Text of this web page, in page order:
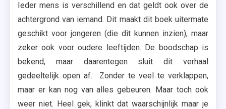
Ieder mens is verschillend en dat geldt ook over de
achtergrond van iemand. Dit maakt dit boek uitermate
geschikt voor jongeren (die dit kunnen inzien), maar
zeker ook voor oudere leeftijden. De boodschap is
bekend, maar daarentegen sluit dit verhaal
gedeeltelijk open af. Zonder te veel te verklappen,
maar er kan nog van alles gebeuren. Maar toch ook
weer niet. Heel gek, klinkt dat waarschijnlijk maar je